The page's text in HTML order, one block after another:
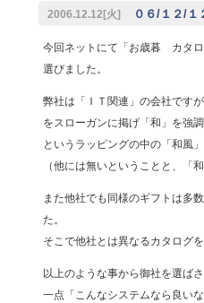
2006.12.12[火] ０６/１２/
今回ネットにて「お歳暮 カタロ
選びました。
弊社は「ＩＴ関連」の会社です
をスローガンに掲げ「和」を強
というラッピングの中の「和風」
（他には無いということと、「
また他社でも同様のギフトは多
た。
そこで他社とは異なるカタログ
以上のような事から御社を選ば
一点「こんなシステムなら良い